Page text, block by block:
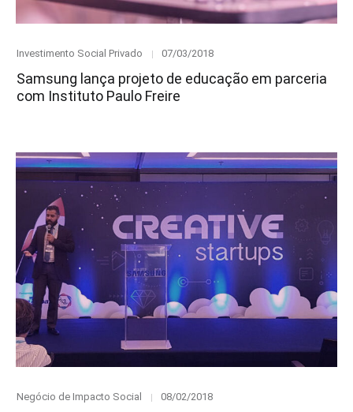
Category
Investimento Social Privado
Posted
07/03/2018
Samsung lança projeto de educação em parceria
com Instituto Paulo Freire
Category
Negócio de Impacto Social
Posted
08/02/2018